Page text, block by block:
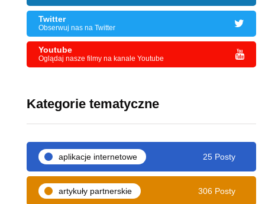
Twitter
Obserwuj nas na Twitter
Youtube
Oglądaj nasze filmy na kanale Youtube
Kategorie tematyczne
aplikacje internetowe 25 Posty
artykuły partnerskie 306 Posty